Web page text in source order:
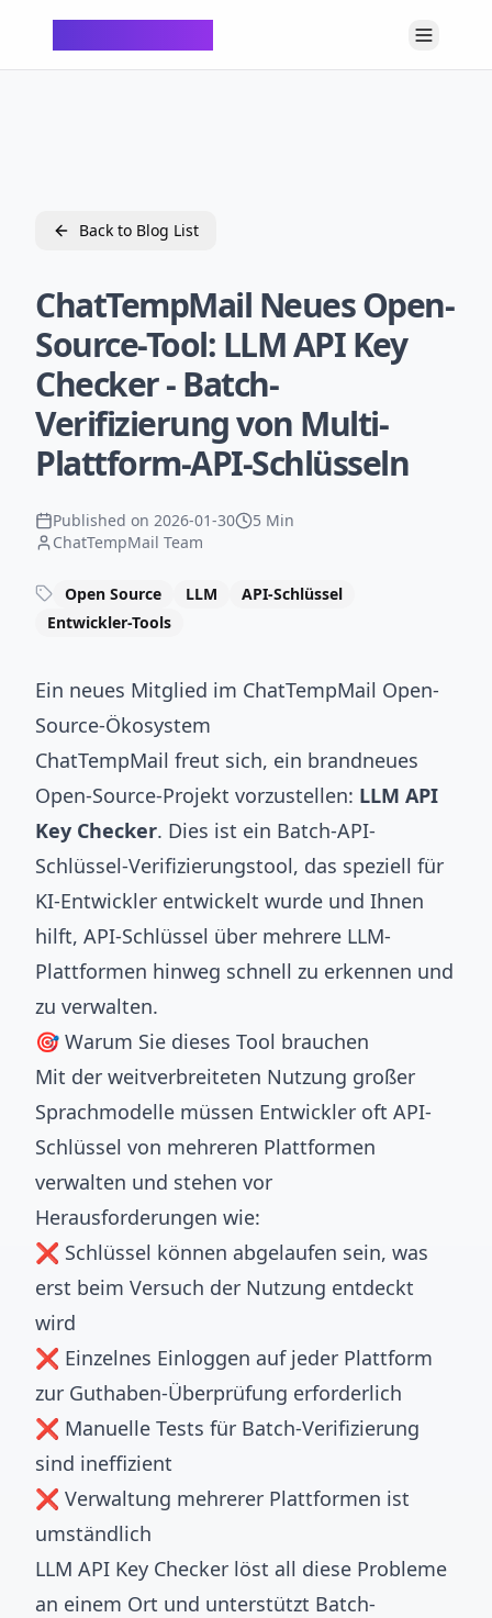
Back to Blog List
ChatTempMail Neues Open-
Source-Tool: LLM API Key
Checker - Batch-
Verifizierung von Multi-
Plattform-API-Schlüsseln
Published on 2026-01-30
5 Min
ChatTempMail Team
Open Source LLM
API-Schlüssel
Entwickler-Tools
Ein neues Mitglied im ChatTempMail Open-
Source-Ökosystem
ChatTempMail freut sich, ein brandneues
Open-Source-Projekt vorzustellen: LLM API
Key Checker. Dies ist ein Batch-API-
Schlüssel-Verifizierungstool, das speziell für
KI-Entwickler entwickelt wurde und Ihnen
hilft, API-Schlüssel über mehrere LLM-
Plattformen hinweg schnell zu erkennen und
zu verwalten.
🎯 Warum Sie dieses Tool brauchen
Mit der weitverbreiteten Nutzung großer
Sprachmodelle müssen Entwickler oft API-
Schlüssel von mehreren Plattformen
verwalten und stehen vor
Herausforderungen wie:
❌ Schlüssel können abgelaufen sein, was
erst beim Versuch der Nutzung entdeckt
wird
❌ Einzelnes Einloggen auf jeder Plattform
zur Guthaben-Überprüfung erforderlich
❌ Manuelle Tests für Batch-Verifizierung
sind ineffizient
❌ Verwaltung mehrerer Plattformen ist
umständlich
LLM API Key Checker löst all diese Probleme
an einem Ort und unterstützt Batch-